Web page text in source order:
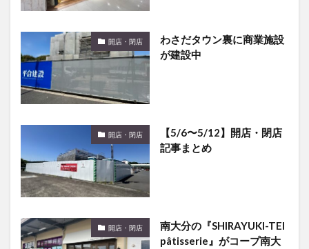
開店・閉店
わさだタウン裏に商業施設
が建設中
開店・閉店
【5/6〜5/12】開店・閉店
記事まとめ
開店・閉店
南大分の『SHIRAYUKI-TEI
pâtisserie』がコープ南大